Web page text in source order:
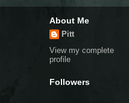
About Me
Pitt
View my complete
profile
Followers